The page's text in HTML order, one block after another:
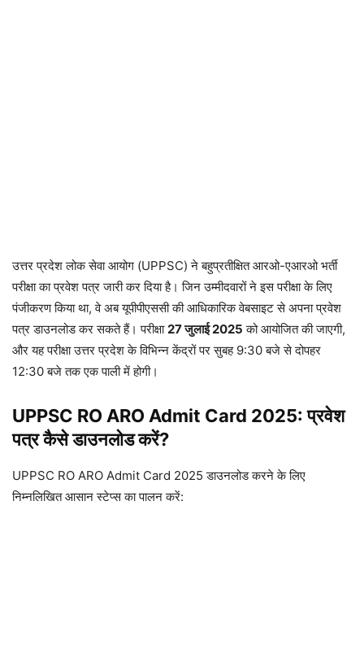
उत्तर प्रदेश लोक सेवा आयोग (UPPSC) ने बहुप्रतीक्षित आरओ-एआरओ भर्ती
परीक्षा का प्रवेश पत्र जारी कर दिया है। जिन उम्मीदवारों ने इस परीक्षा के लिए
पंजीकरण किया था, वे अब यूपीपीएससी की आधिकारिक वेबसाइट से अपना प्रवेश
पत्र डाउनलोड कर सकते हैं। परीक्षा27 जुलाई 2025 को आयोजित की जाएगी,
और यह परीक्षा उत्तर प्रदेश के विभिन्न केंद्रों पर सुबह 9:30 बजे से दोपहर
12:30 बजे तक एक पाली में होगी।
UPPSC RO ARO Admit Card 2025: प्रवेश
पत्र कैसे डाउनलोड करें?
UPPSC RO ARO Admit Card 2025 डाउनलोड करने के लिए
निम्नलिखित आसान स्टेप्स का पालन करें: